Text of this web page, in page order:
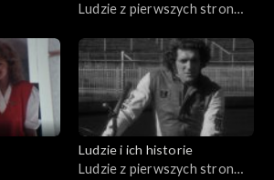
Ludzie z pierwszych stron
Ludzie i ich historie
Ludzie z pierwszych stron